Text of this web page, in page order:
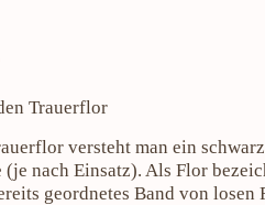
Trauerflor
versteht man ein
(je nach Einsatz). Als Flor
geordnetes Band von losen